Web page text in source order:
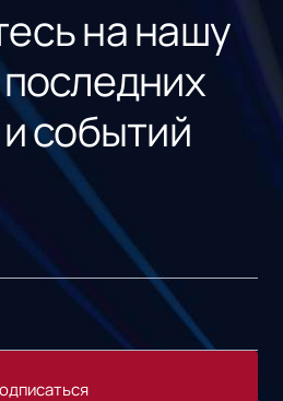
на нашу
событий